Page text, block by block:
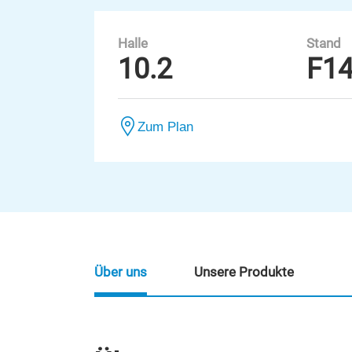
Halle
10.2
Stand
Zum Plan
Über uns Unsere Produkte